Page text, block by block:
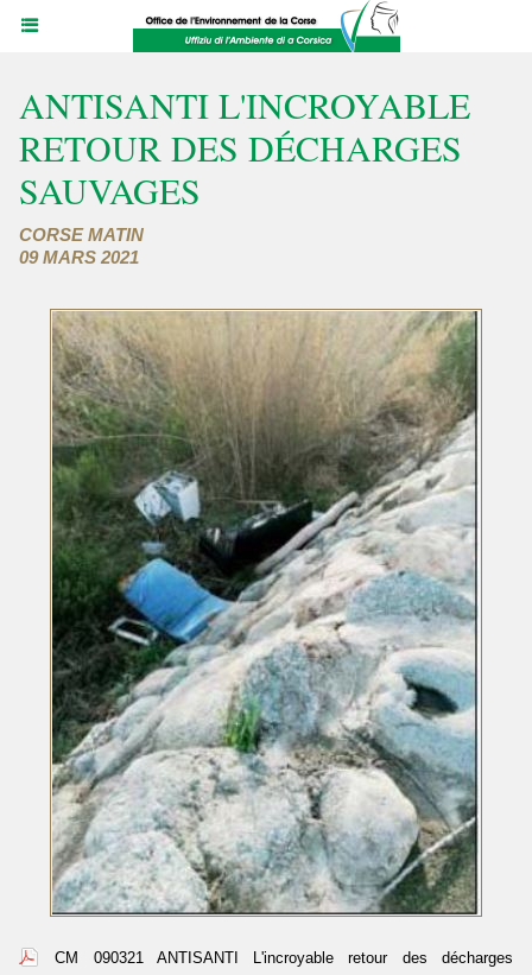
ANTISANTI L'INCROYABLE
RETOUR DES DÉCHARGES
SAUVAGES
CORSE MATIN
09 MARS 2021
CM 090321 ANTISANTI L'incroyable retour des décharges